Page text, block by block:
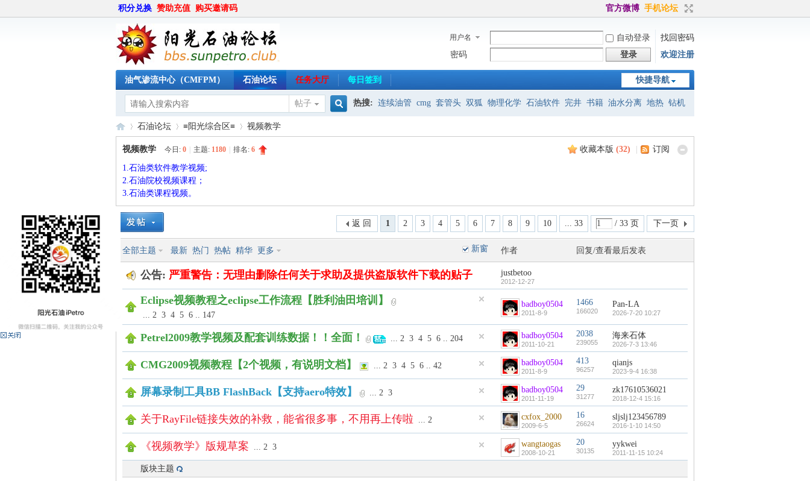
积分兑换 赞助充值 购买邀请码 官方微博 手机论坛
用户名 自动登录
找回密码
密码
登录 欢迎注册
快捷导航
油气渗流中心（CMFPM） 石油论坛 任务大厅 每日签到
帖子 热搜: 连续油管 cmg 套管头 双狐 物理化学 石油软件 完井 书籍 油水分离 地热 钻机
阳»
石油论坛
›
≡阳光综合区≡ 视频教学
收藏本版 (32) 订阅
视频教学 今日: 0 主题: 1180 排名: 6
1.石油类软件教学视频;
2.石油院校视频课程；
3.石油类课程视频。
1 2 3 4 5 6 7 8 9 10 ... 33 / 33 页 下一页
返 回
新窗
全部主题 最新 热门 热帖 精华 更多 作者 回复/查看最后发表
公告: 严重警告：无理由删除任何关于求助及提供盗版软件下载的贴子 justbetoo
2012-12-27
Eclipse视频教程之eclipse工作流程【胜利油田培训】
... 2 3 4 5 6 .. 147
badboy0504
2011-8-9
1466
166020
Pan-LA
2026-7-20 10:27
Petrel2009教学视频及配套训练数据！！全面！ ... 2 3 4 5 6 .. 204 badboy0504
2011-10-21
2038
239055
海来石体
2026-7-3 13:46
CMG2009视频教程【2个视频，有说明文档】 ... 2 3 4 5 6 .. 42 badboy0504
2011-8-9
413
96257
qianjs
2023-9-4 16:38
屏幕录制工具BB FlashBack【支持aero特效】 ... 2 3 badboy0504
2011-11-19
29
31277
zk17610536021
2018-12-4 15:16
关于RayFile链接失效的补救，能省很多事，不用再上传啦 ... 2 cxfox_2000
2009-6-5
16
26624
sljslj123456789
2016-1-10 14:50
《视频教学》版规草案 ... 2 3 wangtaogas
2008-10-21
20
30135
yykwei
2011-11-15 10:24
版块主题